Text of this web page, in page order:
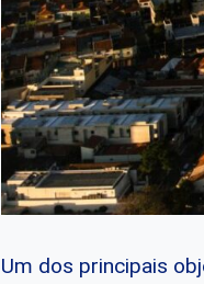
Um dos principais